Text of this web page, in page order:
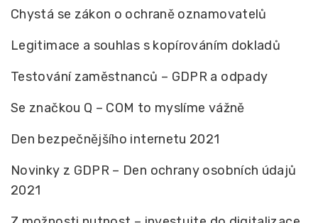
Chystá se zákon o ochraně oznamovatelů
Legitimace a souhlas s kopírováním dokladů
Testování zaměstnanců – GDPR a odpady
Se značkou Q – COM to myslíme vážně
Den bezpečnějšího internetu 2021
Novinky z GDPR – Den ochrany osobních údajů
2021